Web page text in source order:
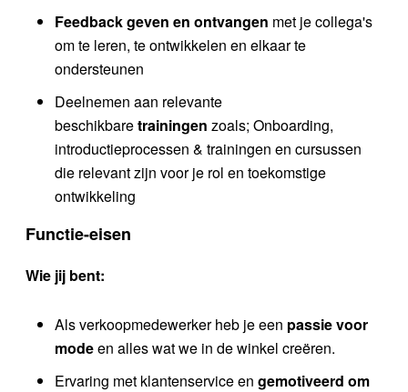
Feedback geven en ontvangen met je collega's
om te leren, te ontwikkelen en elkaar te
ondersteunen
Deelnemen aan relevante
beschikbaretrainingen zoals; Onboarding,
introductieprocessen & trainingen en cursussen
die relevant zijn voor je rol en toekomstige
ontwikkeling
Functie-eisen
Wie jij bent:
Als verkoopmedewerker heb je een passie voor
modeen alles wat we in de winkel creëren.
Ervaring met klantenservice en gemotiveerd om